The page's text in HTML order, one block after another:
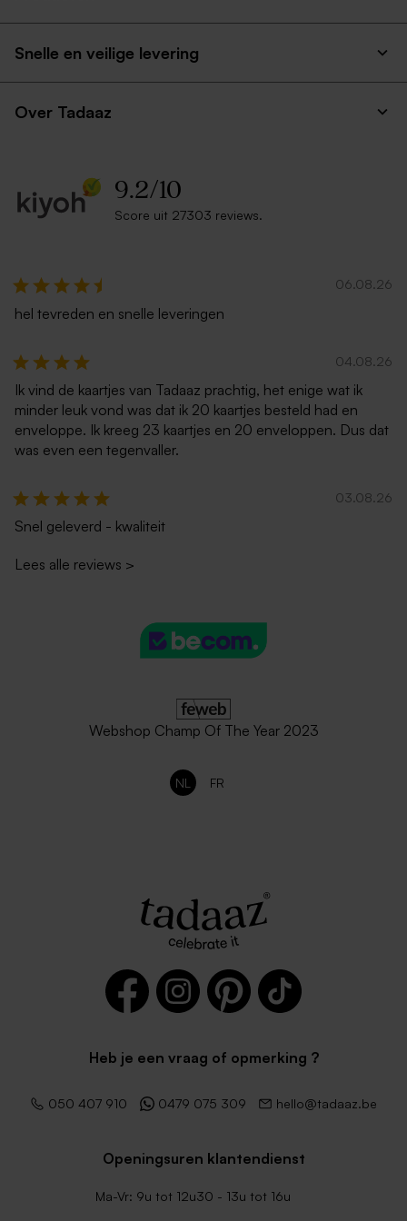
puntklep
met puntklep
Rode enveloppe met
Zachtroze envelop met
Bruine eco enveloppe
Snelle en veilige levering
Over Tadaaz
9.2/10
Score uit 27303 reviews.
06.08.26
hel tevreden en snelle leveringen
04.08.26
Ik vind de kaartjes van Tadaaz prachtig, het enige wat ik
minder leuk vond was dat ik 20 kaartjes besteld had en
enveloppe. Ik kreeg 23 kaartjes en 20 enveloppen. Dus dat
was even een tegenvaller.
03.08.26
Snel geleverd - kwaliteit
Lees alle reviews >
Webshop Champ Of The Year 2023
NL FR
Heb je een vraag of opmerking ?
050 407 910 0479 075 309 hello@tadaaz.be
Openingsuren klantendienst
Ma-Vr: 9u tot 12u30 - 13u tot 16u